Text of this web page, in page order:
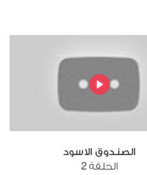
الصندوق الاسود
الحلقة 2